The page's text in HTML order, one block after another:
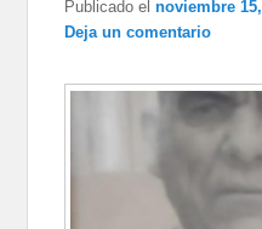
Publicado el noviembre
Deja un comentario